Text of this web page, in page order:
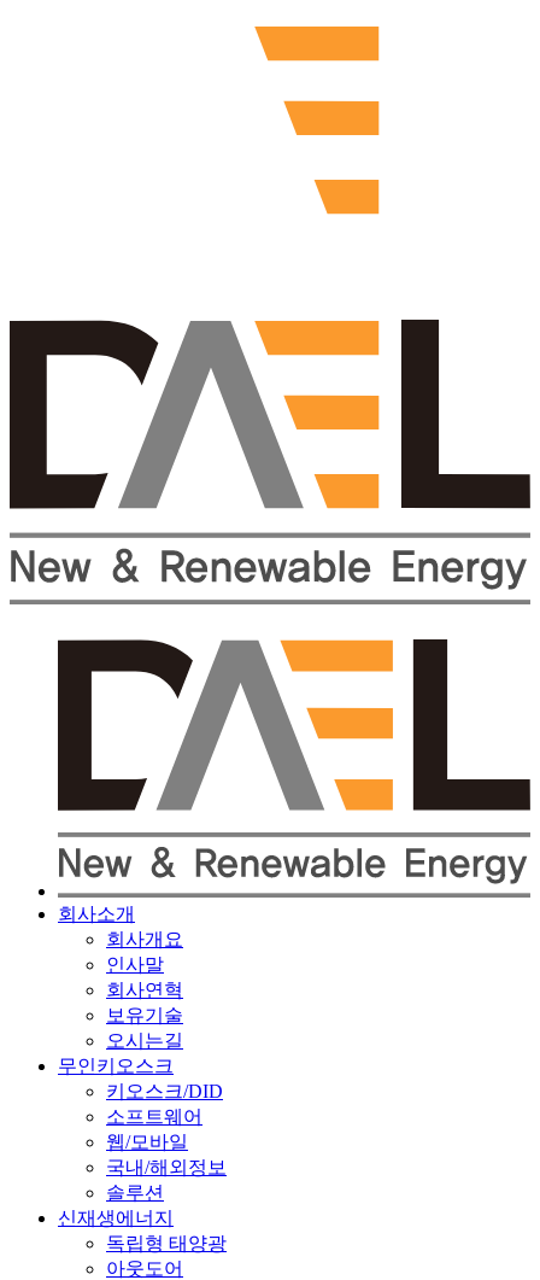
회사소개
회사개요
인사말
회사연혁
보유기술
오시는길
무인키오스크
키오스크/DID
소프트웨어
웹/모바일
국내/해외정보
솔루션
신재생에너지
독립형 태양광
아웃도어